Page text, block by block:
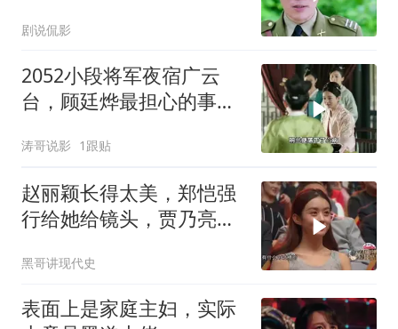
剧说侃影
2052小段将军夜宿广云
台，顾廷烨最担心的事情
涛哥说影 1跟贴
赵丽颖长得太美，郑恺强
行给她给镜头，贾乃亮：
黑哥讲现代史
表面上是家庭主妇，实际